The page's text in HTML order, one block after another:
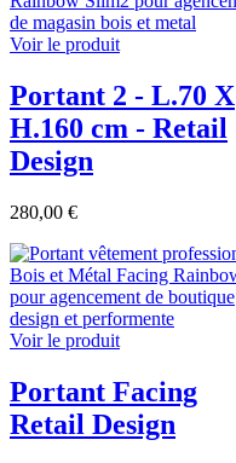
Voir le produit
Portant 2 - L.70 X
H.160 cm - Retail
Design
280,00 €
Voir le produit
Portant Facing
Retail Design